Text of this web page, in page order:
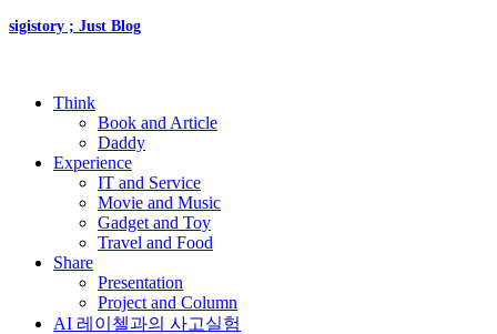
sigistory ; Just Blog
Think
Book and Article
Daddy
Experience
IT and Service
Movie and Music
Gadget and Toy
Travel and Food
Share
Presentation
Project and Column
AI 레이첼과의 사고실험